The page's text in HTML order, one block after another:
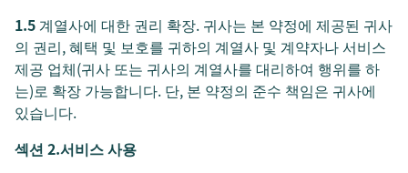
1.5 계열사에 대한 권리 확장. 귀사는 본 약정에 제공된 귀사
의 권리, 혜택 및 보호를 귀하의 계열사 및 계약자나 서비스
제공 업체(귀사 또는 귀사의 계열사를 대리하여 행위를 하
는)로 확장 가능합니다. 단, 본 약정의 준수 책임은 귀사에
있습니다.
섹션 2.서비스 사용